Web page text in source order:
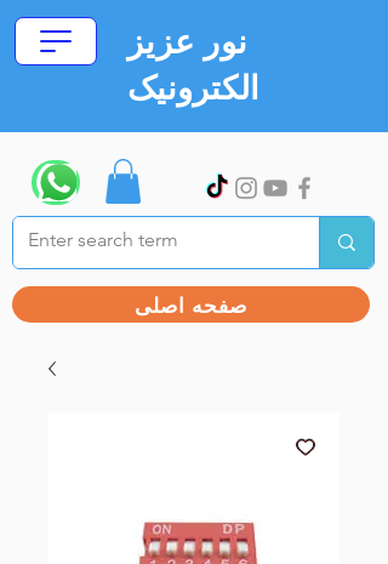
نور عزیز
الکترونیک
صفحه اصلی